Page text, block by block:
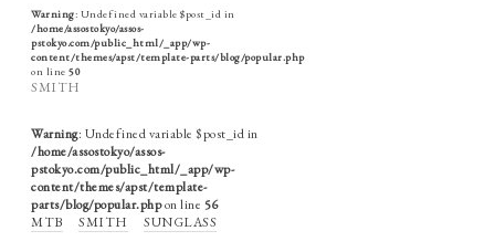
Warning: Undefined variable $post_id in
/home/assostokyo/assos-
pstokyo.com/public_html/_app/wp-
content/themes/apst/template-parts/blog/popular.php
on line 50
SMITH
Warning: Undefined variable $post_id in
/home/assostokyo/assos-
pstokyo.com/public_html/_app/wp-
content/themes/apst/template-
parts/blog/popular.phpon line 56
MTB
SMITH SUNGLASS